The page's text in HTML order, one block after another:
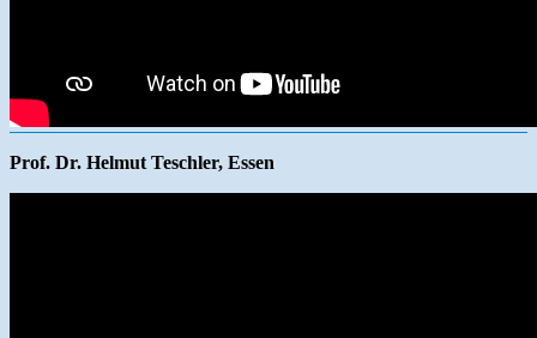
Prof. Dr. Helmut Teschler, Essen